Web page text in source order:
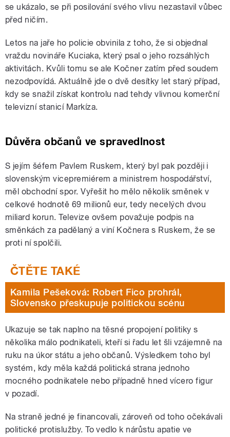
se ukázalo, se při posilování svého vlivu nezastavil vůbec
před ničím.
Letos na jaře ho policie obvinila z toho, že si objednal
vraždu novináře Kuciaka, který psal o jeho rozsáhlých
aktivitách. Kvůli tomu se ale Kočner zatím před soudem
nezodpovídá. Aktuálně jde o dvě desítky let starý případ,
kdy se snažil získat kontrolu nad tehdy vlivnou komerční
televizní stanicí Markíza.
Důvěra občanů ve spravedlnost
S jejím šéfem Pavlem Ruskem, který byl pak později i
slovenským vicepremiérem a ministrem hospodářství,
měl obchodní spor. Vyřešit ho mělo několik směnek v
celkové hodnotě 69 milionů eur, tedy necelých dvou
miliard korun. Televize ovšem považuje podpis na
směnkách za padělaný a viní Kočnera s Ruskem, že se
proti ní spolčili.
Kamila Pešeková: Robert Fico prohrál,
Slovensko přeskupuje politickou scénu
Ukazuje se tak naplno na těsné propojení politiky s
několika málo podnikateli, kteří si řadu let šli vzájemně na
ruku na úkor státu a jeho občanů. Výsledkem toho byl
systém, kdy měla každá politická strana jednoho
mocného podnikatele nebo případně hned vícero figur
v pozadí.
Na straně jedné je financovali, zároveň od toho očekávali
politické protislužby. To vedlo k nárůstu apatie ve